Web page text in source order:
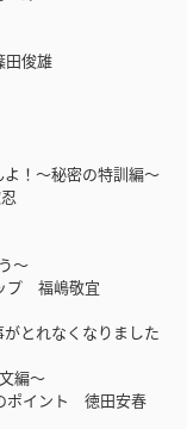
俊雄
！～秘密の特訓編～
～
プ 福嶋敬宜
とれなくなりました
編～
ポイント 徳田安春